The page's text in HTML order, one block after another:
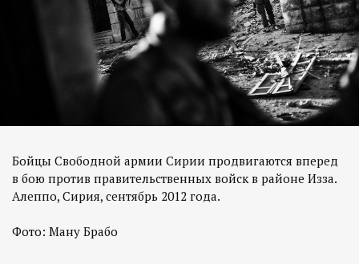
Бойцы Свободной армии Сирии продвигаются вперед
в бою против правительственных войск в районе Изза.
Алеппо, Сирия, сентябрь 2012 года.